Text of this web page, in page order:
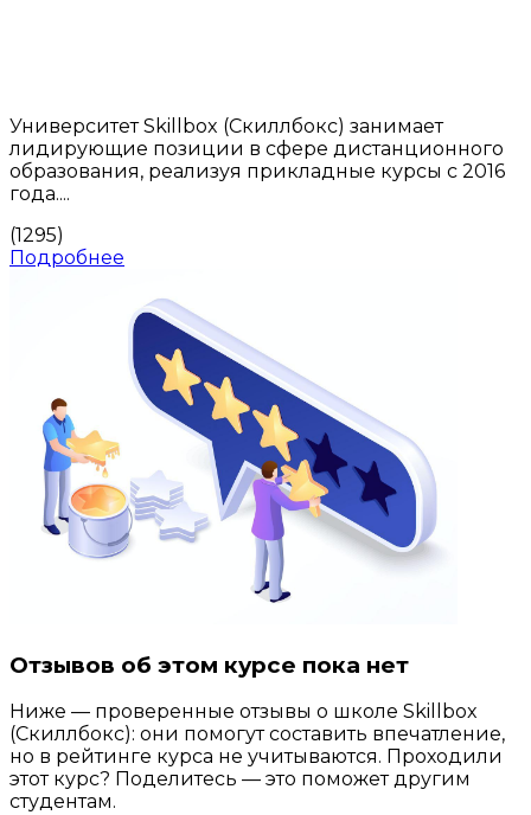
Университет Skillbox (Скиллбокс) занимает
лидирующие позиции в сфере дистанционного
образования, реализуя прикладные курсы с 2016
года....
(1295)
Подробнее
Отзывов об этом курсе пока нет
Ниже — проверенные отзывы о школе Skillbox
(Скиллбокс): они помогут составить впечатление,
но в рейтинге курса не учитываются. Проходили
этот курс? Поделитесь — это поможет другим
студентам.